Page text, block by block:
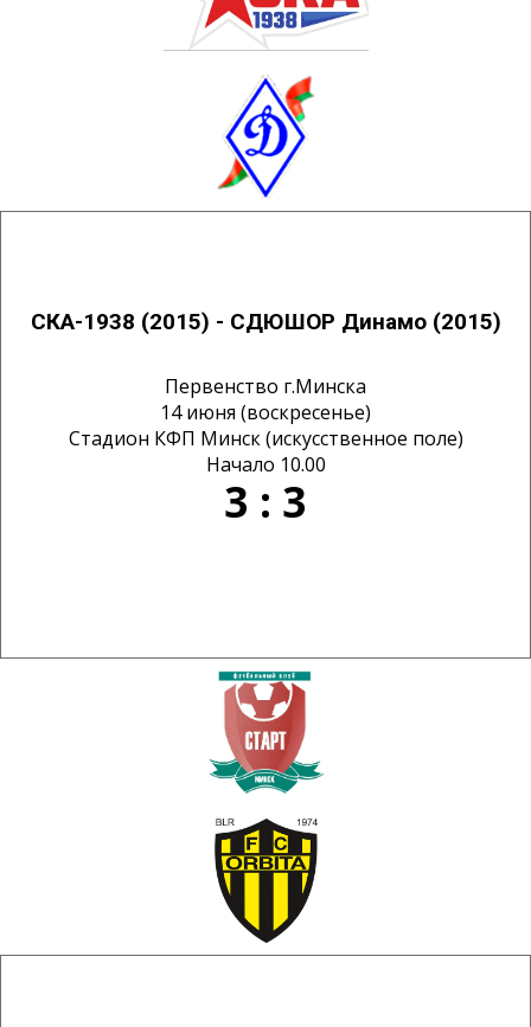
СКА-1938 (2015) - СДЮШОР Динамо (2015)
Первенство г.Минска
14 июня (воскресенье)
Стадион КФП Минск (искусственное поле)
Начало 10.00
3 : 3